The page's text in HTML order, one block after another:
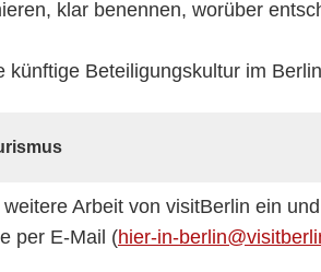
klar benennen, worüber
Beteiligungskultur im
Arbeit von visitBerlin ein
per E-Mail (hier-in-